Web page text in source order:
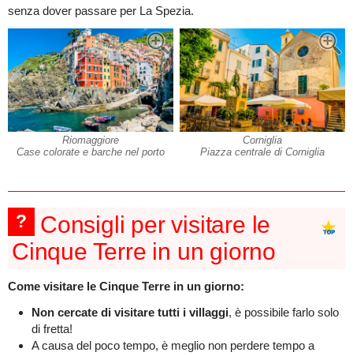
senza dover passare per La Spezia.
Riomaggiore
Case colorate e barche nel porto
Corniglia
Piazza centrale di Corniglia
?
Consigli per visitare le
Cinque Terre in un giorno
Come visitare le Cinque Terre in un giorno:
Non cercate di visitare tutti i villaggi, è possibile farlo solo
di fretta!
A causa del poco tempo, è meglio non perdere tempo a